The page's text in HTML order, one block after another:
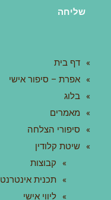
שליחה
דף בית
אפרת – סיפור אישי
בלוג
מאמרים
סיפורי הצלחה
שיטת קלודין
קבוצות
תכנית
ליווי אישי